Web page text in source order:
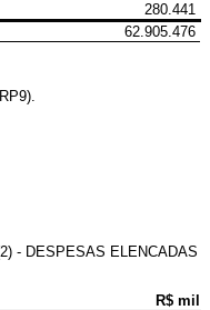
280.441
62.905.476
- DESPESAS ELENCADAS
R$ mil